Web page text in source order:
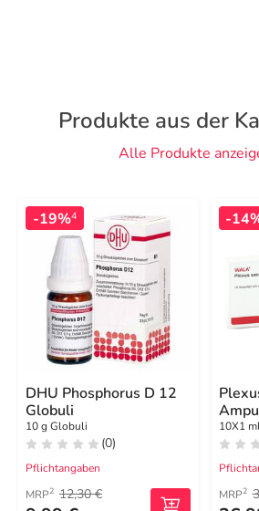
Produkte aus der
Alle Produkte
-19%4
DHU Phosphorus D 12
Globuli
10 g Globuli
(0)
Pflichtangaben
MRP2 12,30 €
-
10X1
MRP2